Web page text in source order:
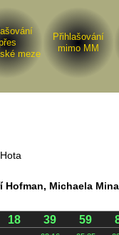
meze
Přihlašování
mimo MM
Hofman, Michaela
18 39 59